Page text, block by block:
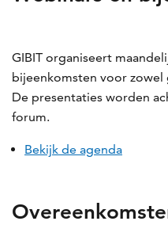
GIBIT organiseert
bijeenkomsten voor zowel
De presentaties worden
forum.
Bekijk de agenda